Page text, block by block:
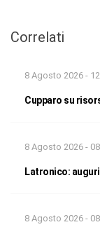
Correlati
8 Agosto 2026 -
Cupparo su
8 Agosto 2026 -
Latronico:
8 Agosto 2026 -